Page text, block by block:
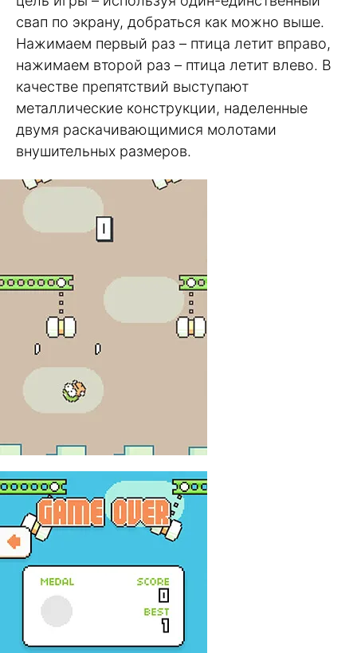
свап по экрану, добраться как можно выше.
Нажимаем первый раз – птица летит вправо,
нажимаем второй раз – птица летит влево. В
качестве препятствий выступают
металлические конструкции, наделенные
двумя раскачивающимися молотами
внушительных размеров.